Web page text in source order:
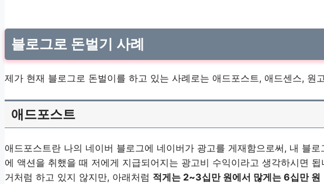
블로그로 돈벌기 사례
제가 현재 블로그로 돈벌이를 하고 있는 사례로는 애드포스트, 애드센스, 원
애드포스트
애드포스트란 나의 네이버 블로그에 네이버가 광고를 게재함으로써, 내 블
에 액션을 취했을 때 저에게 지급되어지는 광고비 수익이라고 생각하시면
거처럼 하고 있지 않지만, 아래처럼 적게는 2~3십만 원에서 많게는 6십만 원